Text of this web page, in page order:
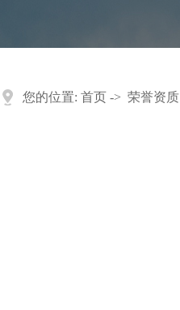
您的位置: 首页 -> 荣誉资质